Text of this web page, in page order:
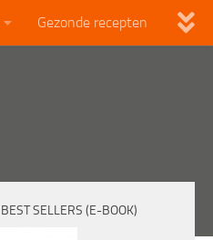
Gezonde recepten
SELLERS (E-BOOK)